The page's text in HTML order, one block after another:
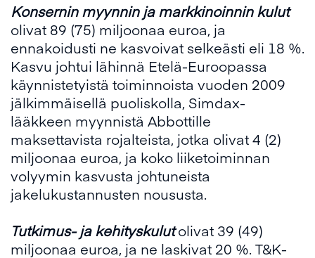
Konsernin myynnin ja markkinoinnin kulut
olivat 89 (75) miljoonaa euroa, ja
ennakoidusti ne kasvoivat selkeästi eli 18 %.
Kasvu johtui lähinnä Etelä-Euroopassa
käynnistetyistä toiminnoista vuoden 2009
jälkimmäisellä puoliskolla, Simdax-
lääkkeen myynnistä Abbottille
maksettavista rojalteista, jotka olivat 4 (2)
miljoonaa euroa, ja koko liiketoiminnan
volyymin kasvusta johtuneista
jakelukustannusten noususta.
Tutkimus- ja kehityskulutolivat 39 (49)
miljoonaa euroa, ja ne laskivat 20 %. T&K-